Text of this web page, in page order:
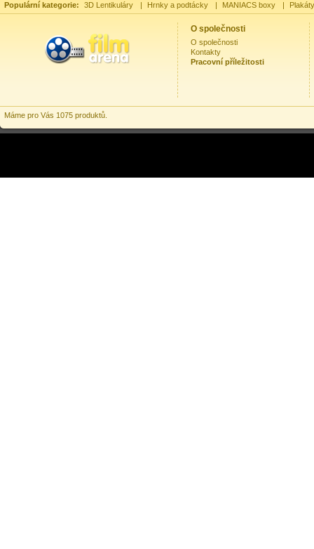
Populární kategorie: 3D Lentikuláry | Hrnky a podtácky | MANIACS boxy | Plakáty
O společnosti
O společnosti
Kontakty
Pracovní příležitosti
Máme pro Vás 1075 produktů.